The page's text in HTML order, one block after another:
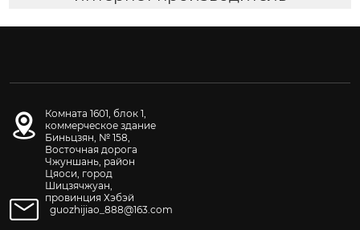
Комната 1601, блок 1,
коммерческое здание
Биньцзян, № 158,
Восточная дорога
Чжуншань, район
Цяоси, город
Шицзячжуан,
провинция Хэбэй
guozhijiao_888@163.com